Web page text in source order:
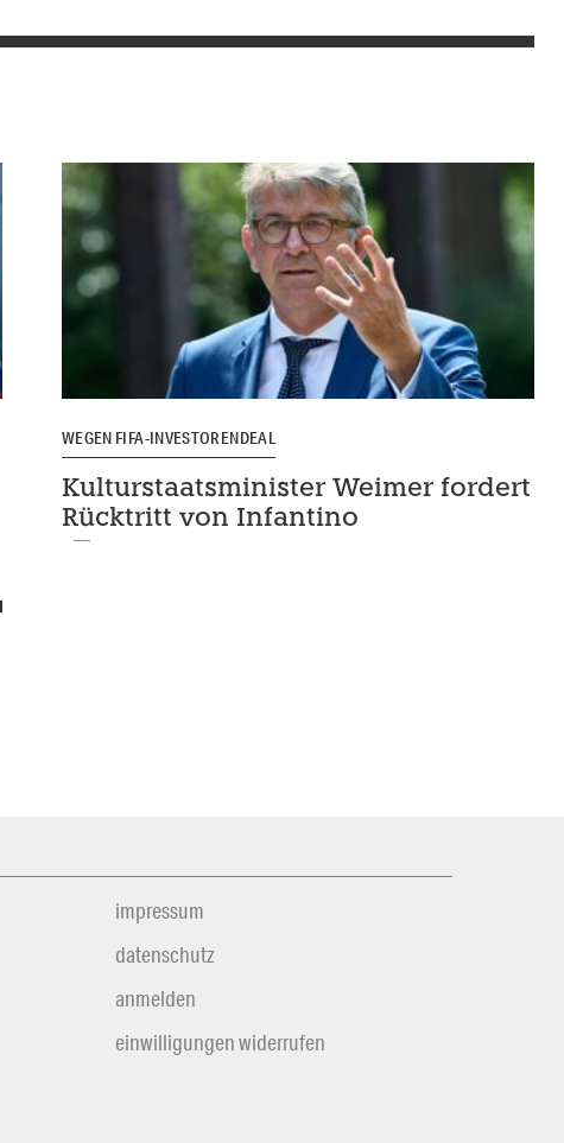
WEGEN FIFA-INVESTORENDEAL
Kulturstaatsminister Weimer fordert
Rücktritt von Infantino
impressum
datenschutz
anmelden
einwilligungen widerrufen